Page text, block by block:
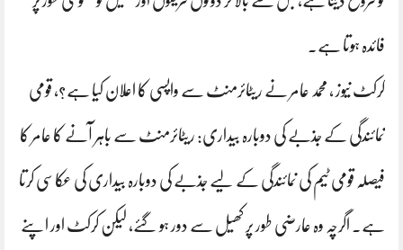
فائدہ ہوتا ہے۔
کرکٹ نیوز ، محمد عامر نے ریٹائرمنٹ سے واپسی کا اعلان کیا ہے؟، قومی
نمائندگی کے جذبے کی دوبارہ بیداری: ریٹائرمنٹ سے باہر آنے کا عامر کا
فیصلہ قومی ٹیم کی نمائندگی کے لیے جذبے کی دوبارہ بیداری کی عکاسی کرتا
ہے۔ اگرچہ وہ عارضی طور پر کھیل سے دور ہو گئے، لیکن کرکٹ اور اپنے